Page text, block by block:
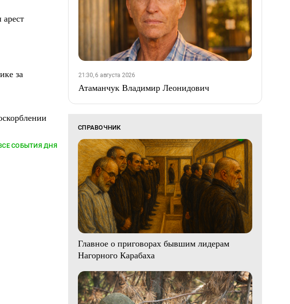
за
СОБЫТИЯ ДНЯ
21:30, 6 августа 2026
Атаманчук Владимир Леонидович
СПРАВОЧНИК
Главное о приговорах бывшим лидерам
Нагорного Карабаха